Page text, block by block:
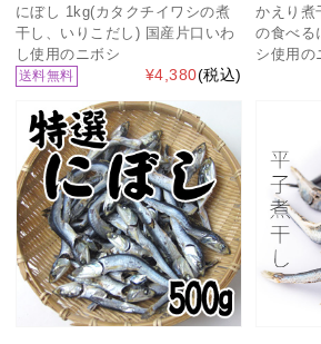
送料無料
にぼし 1kg(カタクチイワシの煮
干し、いりこだし) 国産片口いわ
し使用のニボシ
¥4,380(税込)
かえり煮
の食べる
シ使用の